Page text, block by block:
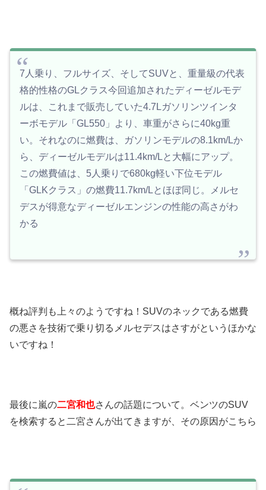
7人乗り、フルサイズ、そしてSUVと、重量級の代表
格的性格のGLクラス今回追加されたディーゼルモデ
ルは、これまで販売していた4.7Lガソリンツインタ
ーボモデル「GL550」より、車重がさらに40kg重
い。それなのに燃費は、ガソリンモデルの8.1km/Lか
ら、ディーゼルモデルは11.4km/Lと大幅にアップ。
この燃費値は、5人乗りで680kg軽い下位モデル
「GLKクラス」の燃費11.7km/Lとほぼ同じ。メルセ
デスが得意なディーゼルエンジンの性能の高さがわ
かる
概ね評判も上々のようですね！SUVのネックである燃費
の悪さを技術で乗り切るメルセデスはさすがというほかな
いですね！
最後に嵐の二宮和也さんの話題について。ベンツのSUV
を検索すると二宮さんが出てきますが、その原因がこちら